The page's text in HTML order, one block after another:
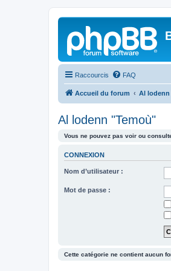
Raccourcis FAQ
Accueil du forum Al
Al lodenn "Temoù"
Vous ne pouvez pas voir ou
CONNEXION
Nom d’utilisateur :
Mot de passe :
Cette catégorie ne contient aucun